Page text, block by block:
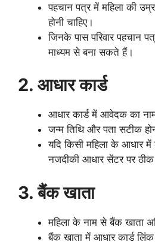
पहचान पत्र में महिला की
होनी चाहिए।
जिनके पास परिवार पहचान
माध्यम से बना सकते हैं।
2. आधार कार्ड
आधार कार्ड में आवेदक का नाम
जन्म तिथि और पता सटीक
यदि किसी महिला के आधार
नजदीकी आधार सेंटर पर
3. बैंक खाता
महिला के नाम से बैंक खाता
बैंक खाता में आधार कार्ड लिंक